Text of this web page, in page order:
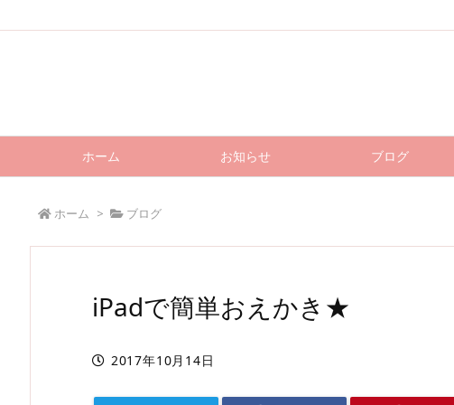
ホーム お知らせ ブログ
ホーム > ブログ
iPadで簡単おえかき★
2017年10月14日